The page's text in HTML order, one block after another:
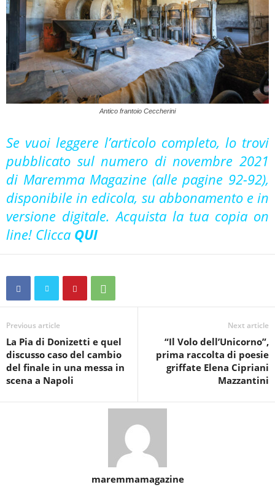
Antico frantoio Ceccherini
Se vuoi leggere l’articolo completo, lo trovi
pubblicato sul numero di novembre 2021
di Maremma Magazine (alle pagine 92-92),
disponibile in edicola, su abbonamento e in
versione digitale. Acquista la tua copia on
line! Clicca QUI
Previous article
La Pia di Donizetti e quel
discusso caso del cambio
del finale in una messa in
scena a Napoli
Next article
“Il Volo dell’Unicorno”,
prima raccolta di poesie
griffate Elena Cipriani
Mazzantini
maremmamagazine